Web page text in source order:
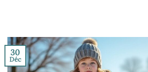
30
Déc